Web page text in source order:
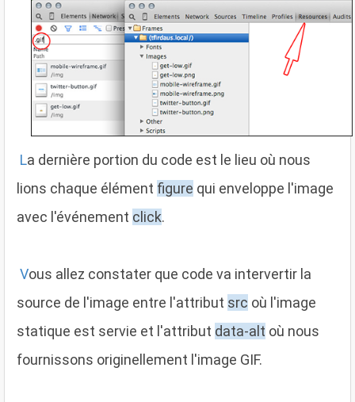
La dernière portion du code est le lieu où nous
lions chaque élément figure qui enveloppe l'image
avec l'événement click.
Vous allez constater que code va intervertir la
source de l'image entre l'attribut src où l'image
statique est servie et l'attribut data-alt où nous
fournissons originellement l'image GIF.